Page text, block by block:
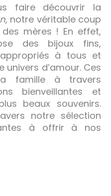
faire découvrir la
, notre véritable coup
mères ! En effet,
des bijoux fins,
à tous et
d’amour. Ces
famille à travers
bienveillantes et
beaux souvenirs.
notre sélection
à offrir à nos